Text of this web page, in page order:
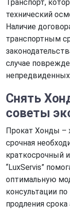
Транспорт,
технический
Наличие
транспортным
случае
Снять
советы
Прокат Хонды –
срочная
краткосрочный
“LuxServis”
оптимальную
консультации
продления